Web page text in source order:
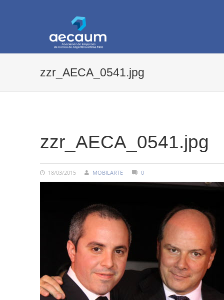
zzr_AECA_0541.jpg
zzr_AECA_0541.jpg
18/03/2015 MOBILARTE 0